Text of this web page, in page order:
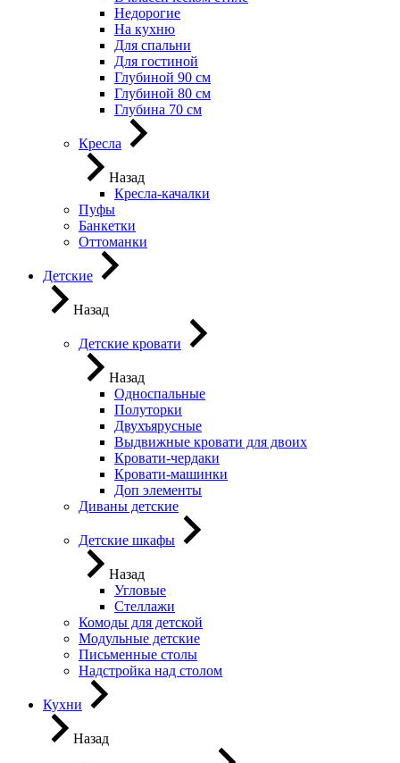
Недорогие
На кухню
Для спальни
Для гостиной
Глубиной 90 см
Глубиной 80 см
Глубина 70 см
Кресла
Назад
Кресла-качалки
Пуфы
Банкетки
Оттоманки
Детские
Назад
Детские кровати
Назад
Односпальные
Полуторки
Двухъярусные
Выдвижные кровати для двоих
Кровати-чердаки
Кровати-машинки
Доп элементы
Диваны детские
Детские шкафы
Назад
Угловые
Стеллажи
Комоды для детской
Модульные детские
Письменные столы
Надстройка над столом
Кухни
Назад